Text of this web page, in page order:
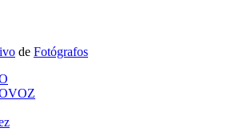
de Fotógrafos